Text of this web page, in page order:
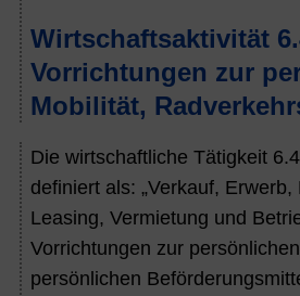
Wirtschaftsaktivität
Vorrichtungen zur
Mobilität,
Die wirtschaftliche Tätigkeit
definiert als: „Verkauf, Erwerb,
Leasing, Vermietung und
Vorrichtungen zur
persönlichen